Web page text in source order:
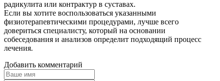
радикулита или контрактур в суставах.
Если вы хотите воспользоваться указанными
физиотерапевтическими процедурами, лучше всего
довериться специалисту, который на основании
собеседования и анализов определит подходящий процесс
лечения.
Добавить комментарий